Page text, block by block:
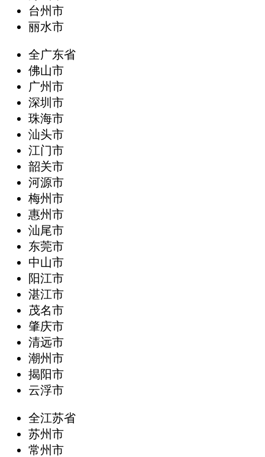
台州市
丽水市
全广东省
‌佛山市
广州市
深圳市
珠海市
汕头市
江门市
韶关市
河源市
梅州市
惠州市
汕尾市
东莞市
中山市
阳江市
湛江市
茂名市
肇庆市
清远市
潮州市
揭阳市
云浮市
全江苏省
苏州市
常州市